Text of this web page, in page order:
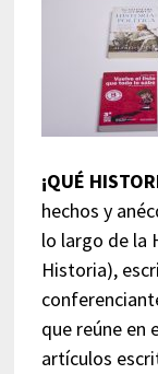
¡QUÉ
hechos y
lo largo de la
Historia),
que reúne en
artículos